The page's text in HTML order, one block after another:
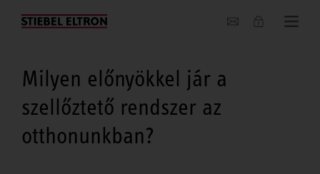
Hírek
Milyen előnyökkel jár a
szellőztető rendszer az
otthonunkban?